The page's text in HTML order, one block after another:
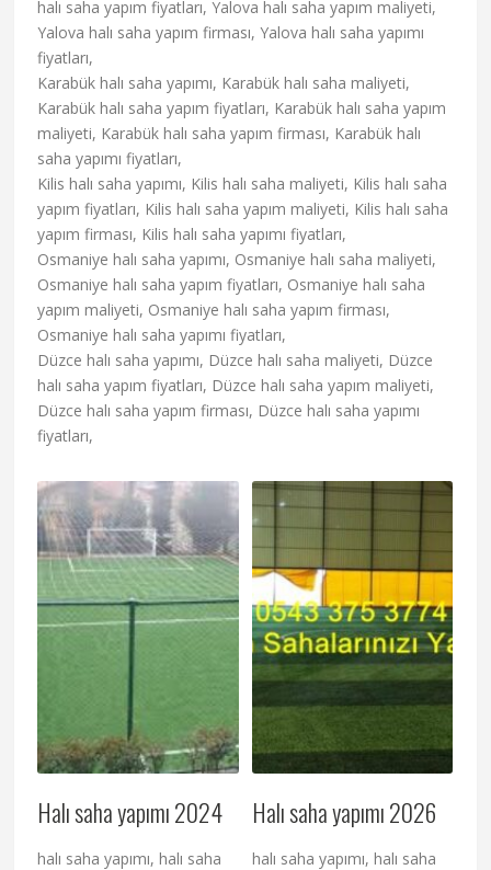
halı saha yapım fiyatları, Yalova halı saha yapım maliyeti,
Yalova halı saha yapım firması, Yalova halı saha yapımı
fiyatları,
Karabük halı saha yapımı, Karabük halı saha maliyeti,
Karabük halı saha yapım fiyatları, Karabük halı saha yapım
maliyeti, Karabük halı saha yapım firması, Karabük halı
saha yapımı fiyatları,
Kilis halı saha yapımı, Kilis halı saha maliyeti, Kilis halı saha
yapım fiyatları, Kilis halı saha yapım maliyeti, Kilis halı saha
yapım firması, Kilis halı saha yapımı fiyatları,
Osmaniye halı saha yapımı, Osmaniye halı saha maliyeti,
Osmaniye halı saha yapım fiyatları, Osmaniye halı saha
yapım maliyeti, Osmaniye halı saha yapım firması,
Osmaniye halı saha yapımı fiyatları,
Düzce halı saha yapımı, Düzce halı saha maliyeti, Düzce
halı saha yapım fiyatları, Düzce halı saha yapım maliyeti,
Düzce halı saha yapım firması, Düzce halı saha yapımı
fiyatları,
Halı saha yapımı 2024
halı saha yapımı, halı saha
Halı saha yapımı 2026
halı saha yapımı, halı saha